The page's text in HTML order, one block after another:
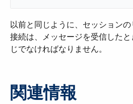
以前と同じように、セッション
接続は、メッセージを受信した
じでなければなりません。
関連情報